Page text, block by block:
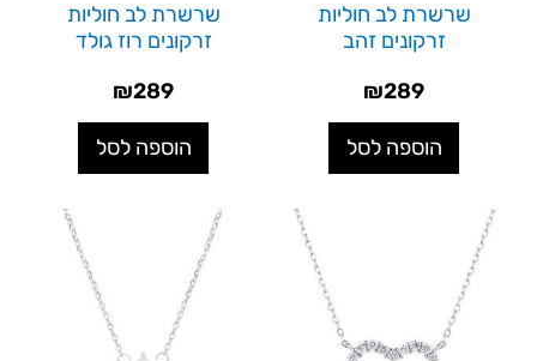
שרשרת לב חוליות
זרקונים זהב
₪289
הוספה לסל
שרשרת לב חוליות
זרקונים רוז גולד
₪289
הוספה לסל